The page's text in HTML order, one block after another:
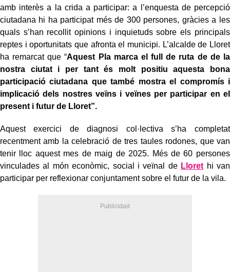
amb interès a la crida a participar: a l’enquesta de percepció
ciutadana hi ha participat més de 300 persones, gràcies a les
quals s’han recollit opinions i inquietuds sobre els principals
reptes i oportunitats que afronta el municipi. L’alcalde de Lloret
ha remarcat que “Aquest Pla marca el full de ruta de de la
nostra ciutat i per tant és molt positiu aquesta bona
participació ciutadana que també mostra el compromís i
implicació dels nostres veïns i veïnes per participar en el
present i futur de Lloret”.
Aquest exercici de diagnosi col·lectiva s’ha completat
recentment amb la celebració de tres taules rodones, que van
tenir lloc aquest mes de maig de 2025. Més de 60 persones
vinculades al món econòmic, social i veïnal de Lloret hi van
participar per reflexionar conjuntament sobre el futur de la vila.